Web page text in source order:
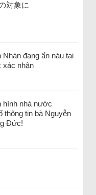
対象に
đang ẩn náu tại
nhận
hình nhà nước
thông tin bà Nguyễn
Đức!